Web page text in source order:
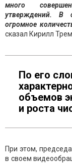
много
утверждений. В
огромное
сказал Кирилл
По его
объемов
и роста
При этом,
в своем